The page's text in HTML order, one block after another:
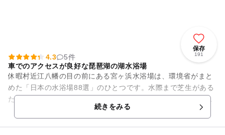
保存
191
4.3
5件
車でのアクセスが良好な琵琶湖の湖水浴場
休暇村近江八幡の目の前にある宮ヶ浜水浴場は、環境省がまと
めた「日本の水浴場88選」のひとつです。水際まで芝生がある
ため、足裏が熱くなることがほとんどありません。砂浜間際ま
で芝生、木陰があります。...続きをみる